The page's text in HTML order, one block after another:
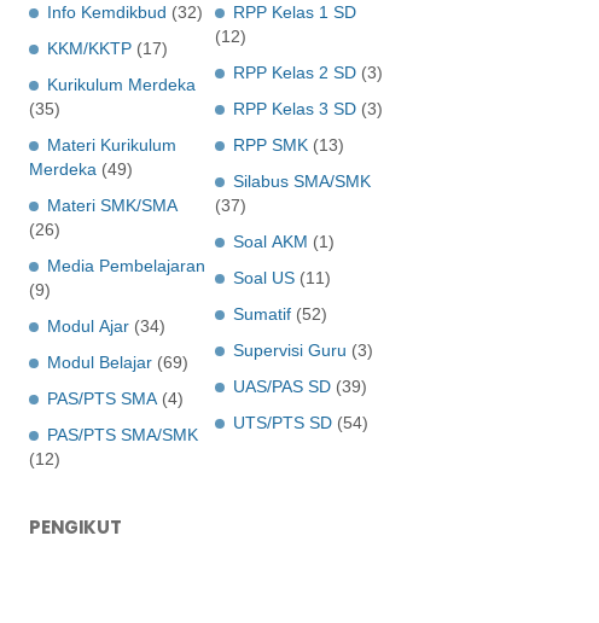
Info Kemdikbud (32)
KKM/KKTP (17)
Kurikulum Merdeka
(35)
Materi Kurikulum
Merdeka (49)
Materi SMK/SMA
(26)
Media Pembelajaran
(9)
Modul Ajar (34)
Modul Belajar (69)
PAS/PTS SMA (4)
PAS/PTS SMA/SMK
(12)
RPP Kelas 1 SD
(12)
RPP Kelas 2 SD (3)
RPP Kelas 3 SD (3)
RPP SMK (13)
Silabus SMA/SMK
(37)
Soal AKM (1)
Soal US (11)
Sumatif (52)
Supervisi Guru (3)
UAS/PAS SD (39)
UTS/PTS SD (54)
PENGIKUT